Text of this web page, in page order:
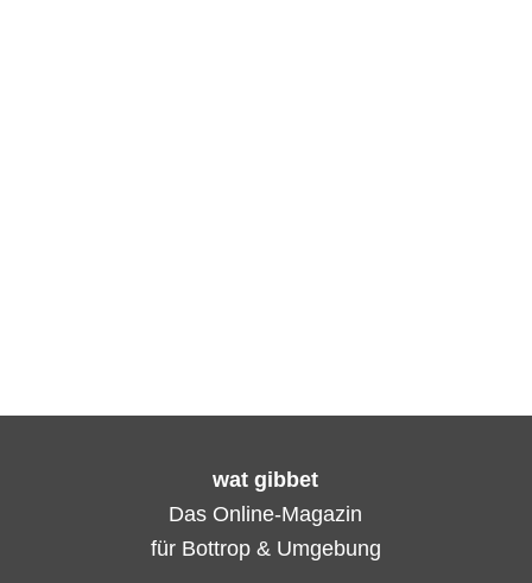
wat gibbet
Das Online-Magazin
für Bottrop & Umgebung